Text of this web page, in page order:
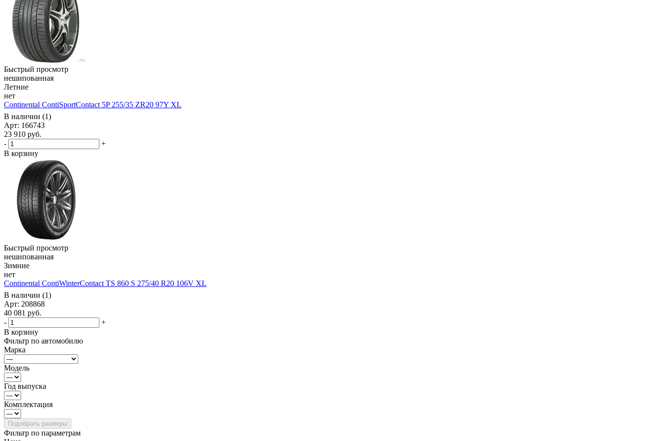
Быстрый просмотр
нешипованная
Летние
нет
Continental ContiSportContact 5P 255/35 ZR20 97Y XL
В наличии (1)
Арт: 166743
23 910 руб.
-
+
В корзину
Быстрый просмотр
нешипованная
Зимние
нет
Continental ContiWinterContact TS 860 S 275/40 R20 106V XL
В наличии (1)
Арт: 208868
40 081 руб.
-
+
В корзину
Фильтр по автомобилю
Марка
Модель
Год выпуска
Комплектация
Фильтр по параметрам